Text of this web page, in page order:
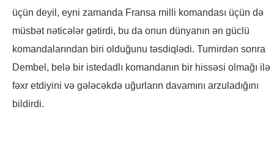
üçün deyil, eyni zamanda Fransa milli komandası üçün də
müsbət nəticələr gətirdi, bu da onun dünyanın ən güclü
komandalarından biri olduğunu təsdiqlədi. Turnirdən sonra
Dembel, belə bir istedadlı komandanın bir hissəsi olmağı ilə
fəxr etdiyini və gələcəkdə uğurların davamını arzuladığını
bildirdi.